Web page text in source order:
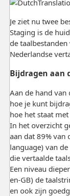
Je ziet nu twee
Staging is de
de
Nederlandse
Bijdragen aan
Aan de hand van
hoe je kunt
hoe het staat
In het overzicht
aan dat 89% van
language) van
die vertaalde
Een niveau
en-GB) de
en ook zijn